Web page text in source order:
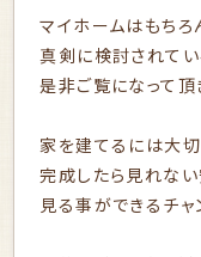
マイホームはもちろ
真剣に検討されて
是非ご覧になって
家を建てるには大
完成したら見れな
見る事ができるチャ